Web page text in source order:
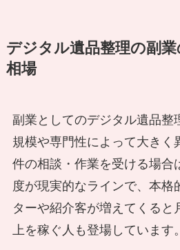
デジタル遺品整理の副
相場
副業としてのデジタル遺品整
規模や専門性によって大きく
件の相談・作業を受ける場合
度が現実的なラインで、本格
ターや紹介客が増えてくると
上を稼ぐ人も登場しています。